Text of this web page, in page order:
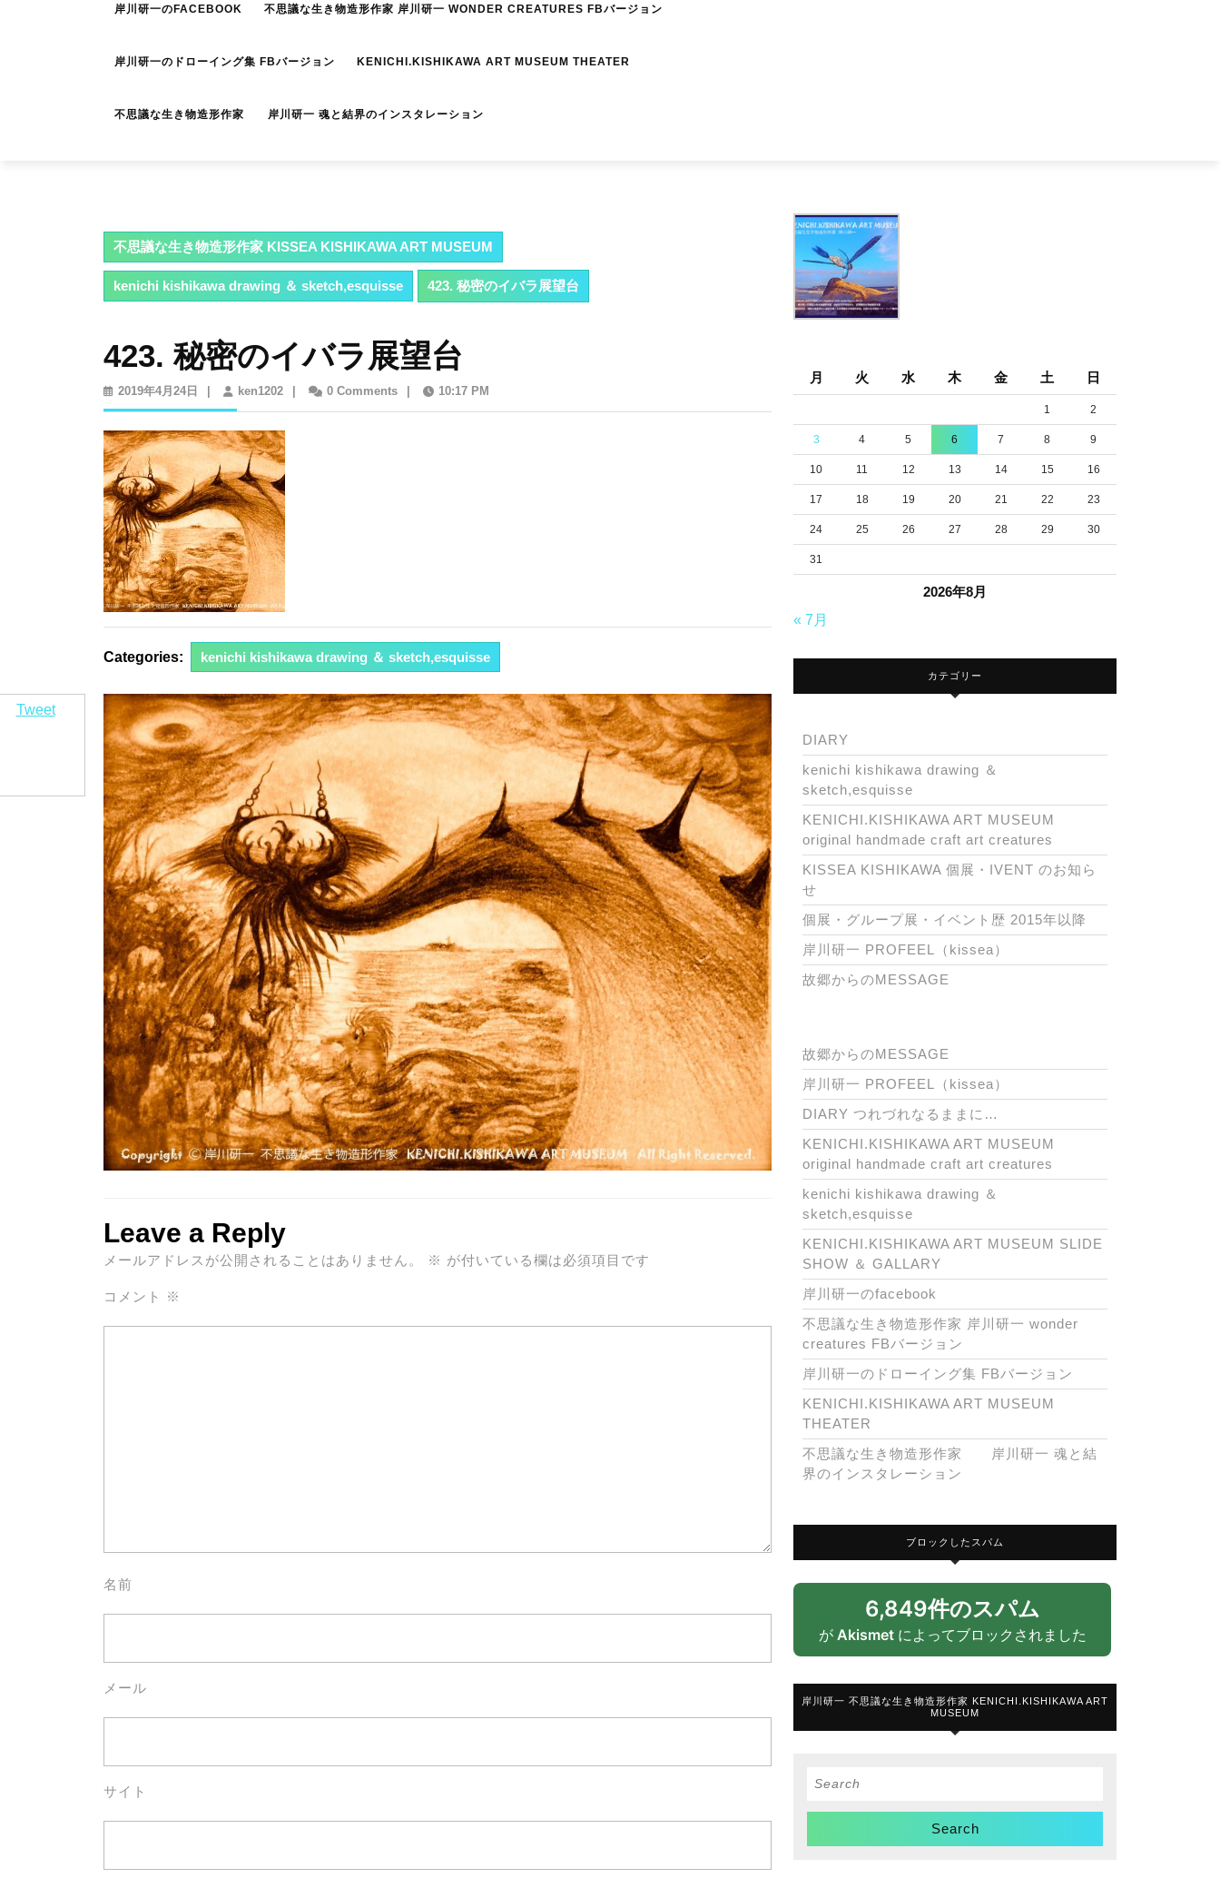
岸川研一のFACEBOOK 不思議な生き物造形作家 岸川研一 WONDER CREATURES FBバージョン
岸川研一のドローイング集 FBバージョン KENICHI.KISHIKAWA ART MUSEUM THEATER
不思議な生き物造形作家 岸川研一 魂と結界のインスタレーション
不思議な生き物造形作家 KISSEA KISHIKAWA ART MUSEUM
kenichi kishikawa drawing ＆ sketch,esquisse 423. 秘密のイバラ展望台
423. 秘密のイバラ展望台
2019年4月24日
2019
年
月
日
ken1202ken12020 Comments 10:17 PM
Categories: kenichi kishikawa drawing ＆ sketch,esquisse
Tweet
Leave a Reply
メールアドレスが公開されることはありません。 ※ が付いている欄は必須項目です
コメント ※
名前
メール
サイト
2026年8月
月 火 水 木 金 土 日
1 2
3 4 5 6 7 8 9
10 11 12 13 14 15 16
17 18 19 20 21 22 23
24 25 26 27 28 29 30
31
« 7月
カテゴリー
DIARY
kenichi kishikawa drawing ＆
sketch,esquisse
KENICHI.KISHIKAWA ART MUSEUM
original handmade craft art creatures
KISSEA KISHIKAWA 個展・IVENT のお知ら
せ
個展・グループ展・イベント歴 2015年以降
岸川研一 PROFEEL（kissea）
故郷からのMESSAGE
故郷からのMESSAGE
岸川研一 PROFEEL（kissea）
DIARY つれづれなるままに…
KENICHI.KISHIKAWA ART MUSEUM
original handmade craft art creatures
kenichi kishikawa drawing ＆
sketch,esquisse
KENICHI.KISHIKAWA ART MUSEUM SLIDE
SHOW ＆ GALLARY
岸川研一のfacebook
不思議な生き物造形作家 岸川研一 wonder
creatures FBバージョン
岸川研一のドローイング集 FBバージョン
KENICHI.KISHIKAWA ART MUSEUM
THEATER
不思議な生き物造形作家 岸川研一 魂と結
界のインスタレーション
ブロックしたスパム
6,849件のスパム
が Akismetによってブロックされました
岸川研一 不思議な生き物造形作家 KENICHI.KISHIKAWA ART
MUSEUM
Search